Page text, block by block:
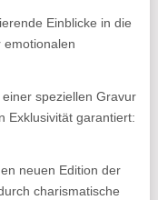
Einblicke in die
emotionalen
speziellen Gravur
Exklusivität garantiert:
neuen Edition der
charismatische